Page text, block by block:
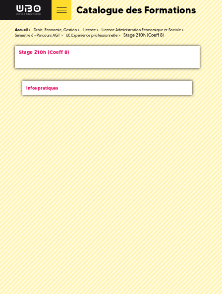
Catalogue des Formations
Accueil Droit, Economie, Gestion Licence
Licence Administration Economique et Sociale
Semestre 6 - Parcours AGT
UE Expérience professionnelle Stage 210h (Coeff 8)
Stage 210h (Coeff 8)
Infos pratiques